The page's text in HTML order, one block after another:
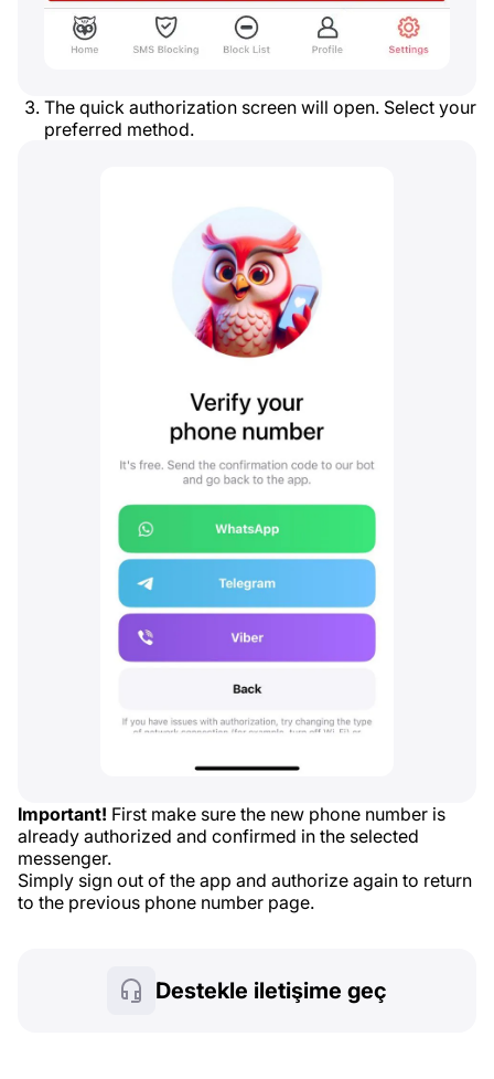
The quick authorization screen will open. Select your
preferred method.
Important! First make sure the new phone number is
already authorized and confirmed in the selected
messenger.
Simply sign out of the app and authorize again to return
to the previous phone number page.
Destekle iletişime geç